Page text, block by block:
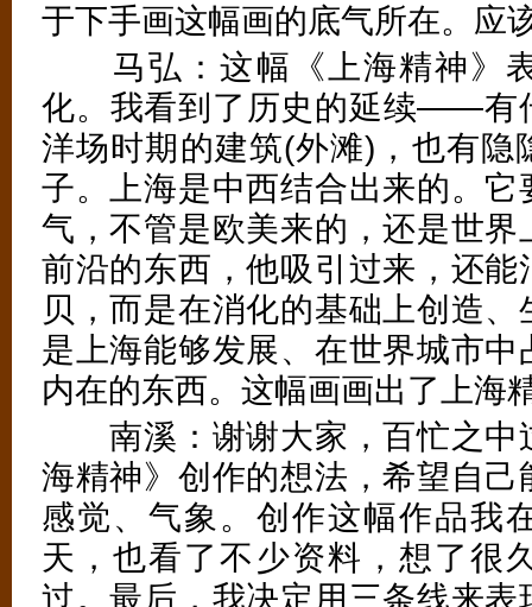
于下手画这幅画的底气所在。应
马弘：这幅《上海精神》
化。我看到了历史的延续——有
洋场时期的建筑(外滩)，也有隐
子。上海是中西结合出来的。
气，不管是欧美来的，还是世
前沿的东西，他吸引过来，还
贝，而是在消化的基础上创造
是上海能够发展、在世界城市
内在的东西。这幅画画出了上海
南溪：谢谢大家，百忙之中
海精神》创作的想法，希望自
感觉、气象。创作这幅作品我
天，也看了不少资料，想了很
过。最后，我决定用三条线来